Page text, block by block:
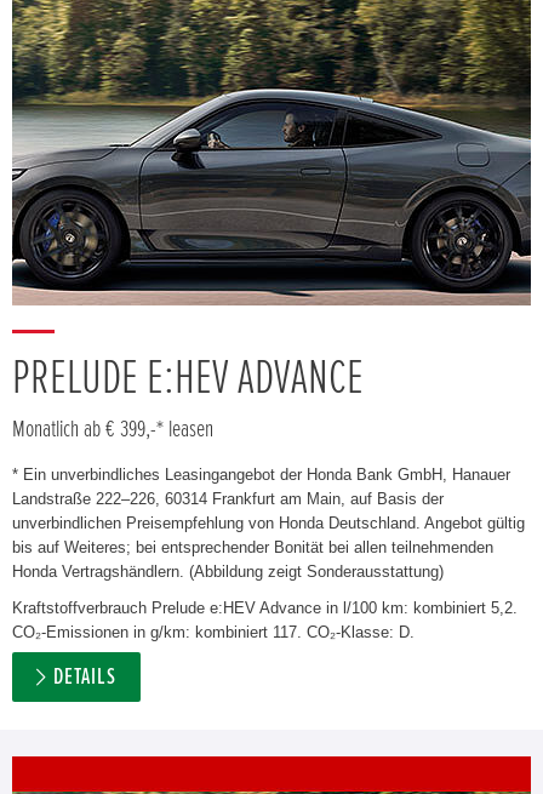
PRELUDE E:HEV ADVANCE
Monatlich ab € 399,-* leasen
* Ein unverbindliches Leasingangebot der Honda Bank GmbH, Hanauer
Landstraße 222–226, 60314 Frankfurt am Main, auf Basis der
unverbindlichen Preisempfehlung von Honda Deutschland. Angebot gültig
bis auf Weiteres; bei entsprechender Bonität bei allen teilnehmenden
Honda Vertragshändlern. (Abbildung zeigt Sonderausstattung)
Kraftstoffverbrauch Prelude e:HEV Advance in l/100 km: kombiniert 5,2.
CO₂-Emissionen in g/km: kombiniert 117. CO₂-Klasse: D.
DETAILS